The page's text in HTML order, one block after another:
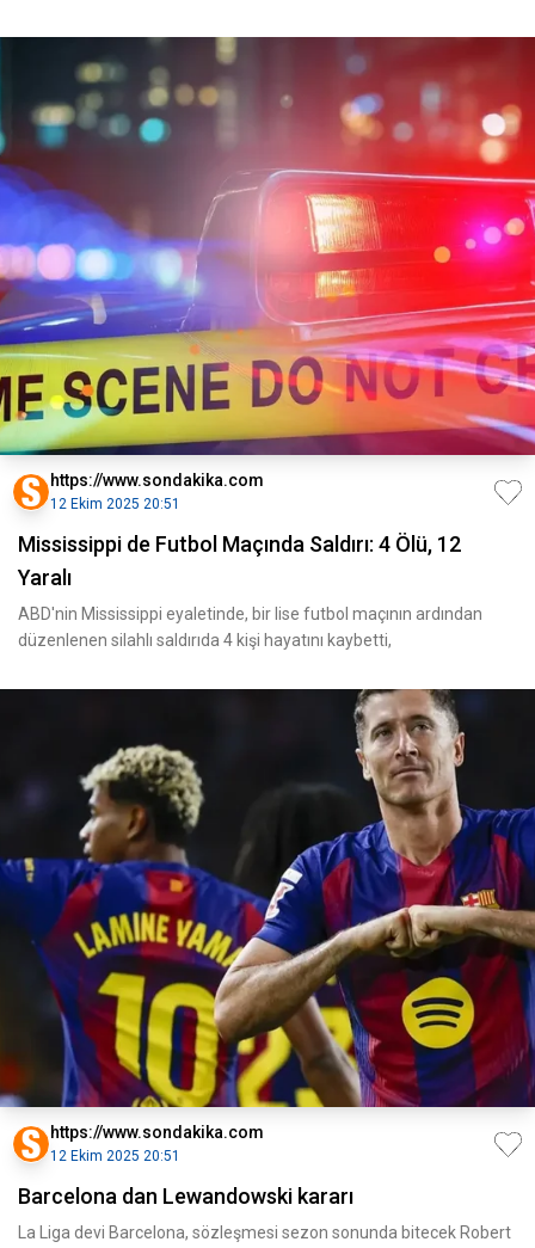
https://www.sondakika.com
12 Ekim 2025 20:51
Mississippi de Futbol Maçında Saldırı: 4 Ölü, 12
Yaralı
ABD'nin Mississippi eyaletinde, bir lise futbol maçının ardından
düzenlenen silahlı saldırıda 4 kişi hayatını kaybetti,
https://www.sondakika.com
12 Ekim 2025 20:51
Barcelona dan Lewandowski kararı
La Liga devi Barcelona, sözleşmesi sezon sonunda bitecek Robert